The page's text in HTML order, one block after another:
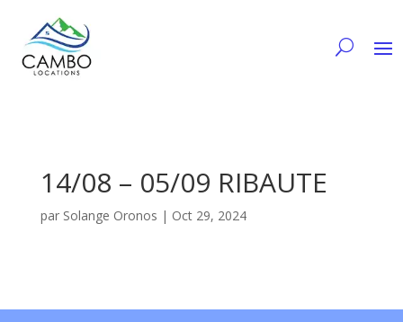
14/08 – 05/09 RIBAUTE
par Solange Oronos | Oct 29, 2024